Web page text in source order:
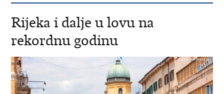
Rijeka i dalje u lovu na
rekordnu godinu